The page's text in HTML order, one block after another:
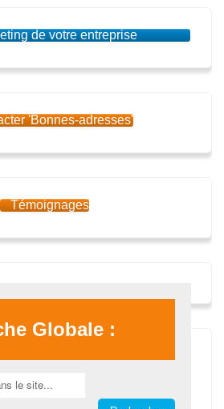
de votre entreprise
'Bonnes-adresses'
Témoignages
Globale :